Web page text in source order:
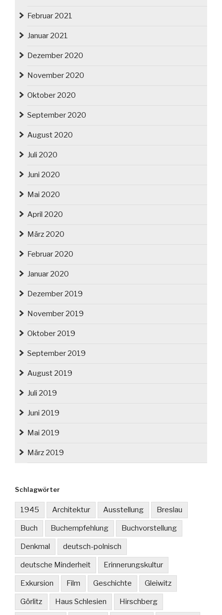
Februar 2021
Januar 2021
Dezember 2020
November 2020
Oktober 2020
September 2020
August 2020
Juli 2020
Juni 2020
Mai 2020
April 2020
März 2020
Februar 2020
Januar 2020
Dezember 2019
November 2019
Oktober 2019
September 2019
August 2019
Juli 2019
Juni 2019
Mai 2019
März 2019
Schlagwörter
1945 Architektur Ausstellung Breslau
Buch Buchempfehlung Buchvorstellung
Denkmal deutsch-polnisch
deutsche Minderheit Erinnerungskultur
Exkursion Film Geschichte Gleiwitz
Görlitz Haus Schlesien Hirschberg